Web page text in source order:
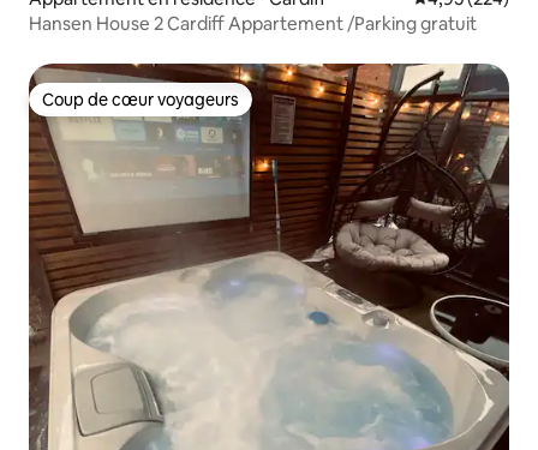
Hansen House 2 Cardiff Appartement /Parking gratuit
Coup de cœur voyageurs
Coup de cœur voyageurs